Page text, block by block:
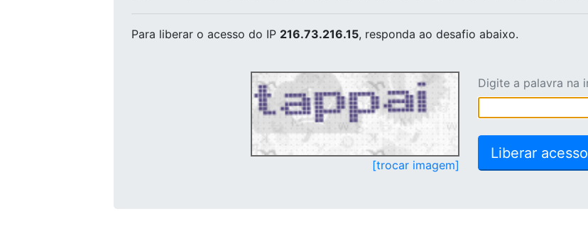
Para liberar o acesso do IP 216.73.216.15, responda ao desafio abaixo.
[trocar imagem]
Digite a palavra na